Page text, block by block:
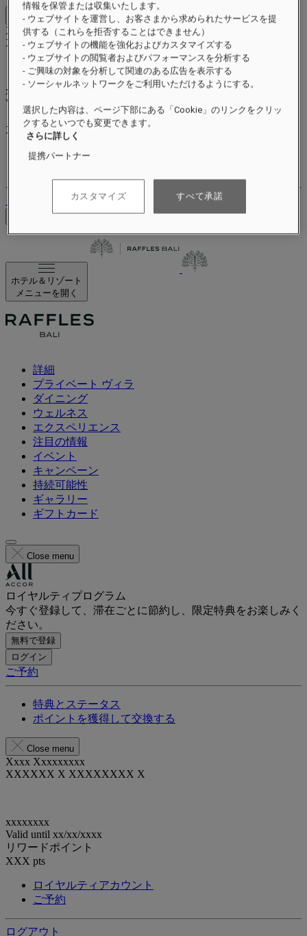
Close menu
Xxxx Xxxxxxxxx
XXXXXX X XXXXXXXX X
xxxxxxxx
Valid until xx/xx/xxxx
リワードポイント
XXXpts
ロイヤルティアカウント
料金を確認
ホテル＆リゾート
メニューを開く
詳細
プライベート ヴィラ
ダイニング
ウェルネス
エクスペリエンス
注目の情報
イベント
キャンペーン
持続可能性
ギャラリー
ギフトカード
Close menu
ロイヤルティプログラム
今すぐ登録して、滞在ごとに節約し、限定特典をお楽しみく
ださい。
無料で登録
ログイン
ご予約
特典とステータス
ポイントを獲得して交換する
Close menu
Xxxx Xxxxxxxxx
XXXXXX X XXXXXXXX X
xxxxxxxx
Valid until xx/xx/xxxx
リワードポイント
XXX pts
ロイヤルティアカウント
ご予約
ログアウト
情報を保管または収集いたします。
- ウェブサイトを運営し、お客さまから求められたサービスを提
供する（これらを拒否することはできません）
- ウェブサイトの機能を強化およびカスタマイズする
- ウェブサイトの閲覧者およびパフォーマンスを分析する
- ご興味の対象を分析して関連のある広告を表示する
- ソーシャルネットワークをご利用いただけるようにする。
選択した内容は、ページ下部にある「Cookie」のリンクをクリッ
クするといつでも変更できます。
さらに詳しく
提携パートナー
カスタマイズ すべて承諾